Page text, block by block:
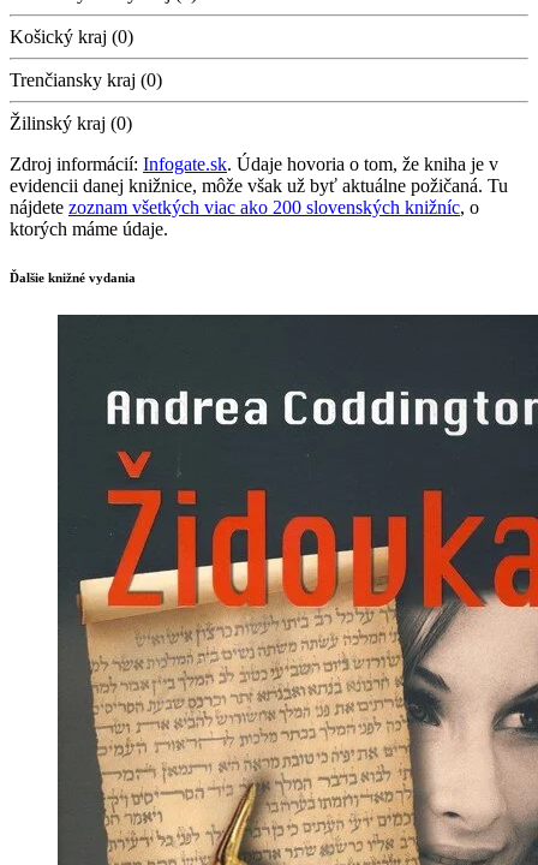
Košický kraj (0)
Trenčiansky kraj (0)
Žilinský kraj (0)
Zdroj informácií: Infogate.sk. Údaje hovoria o tom, že kniha je v
evidencii danej knižnice, môže však už byť aktuálne požičaná. Tu
nájdete zoznam všetkých viac ako 200 slovenských knižníc, o
ktorých máme údaje.
Ďalšie knižné vydania